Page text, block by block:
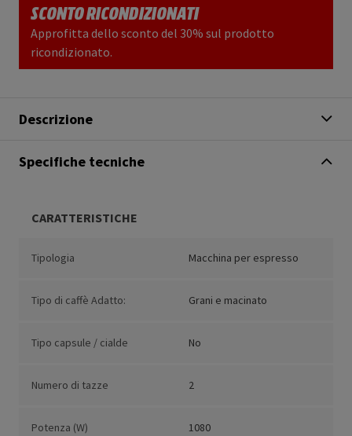
SCONTO RICONDIZIONATI
Approfitta dello sconto del 30% sul prodotto
ricondizionato.
Descrizione
Specifiche tecniche
CARATTERISTICHE
Tipologia Macchina per espresso
Tipo di caffè Adatto: Grani e macinato
Tipo capsule / cialde No
Numero di tazze 2
Potenza (W) 1080